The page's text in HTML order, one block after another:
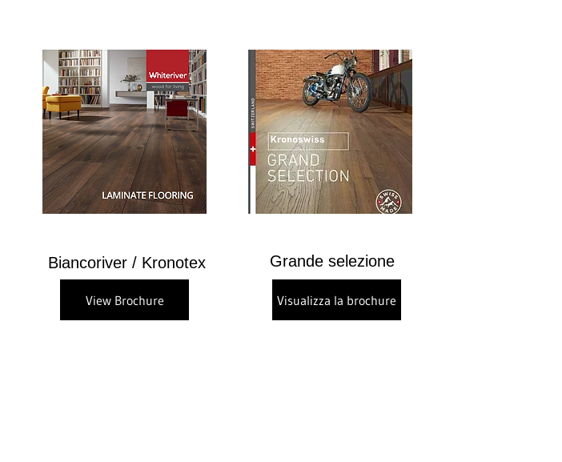
Biancoriver / Kronotex
View Brochure
Grande selezione
Visualizza la brochure